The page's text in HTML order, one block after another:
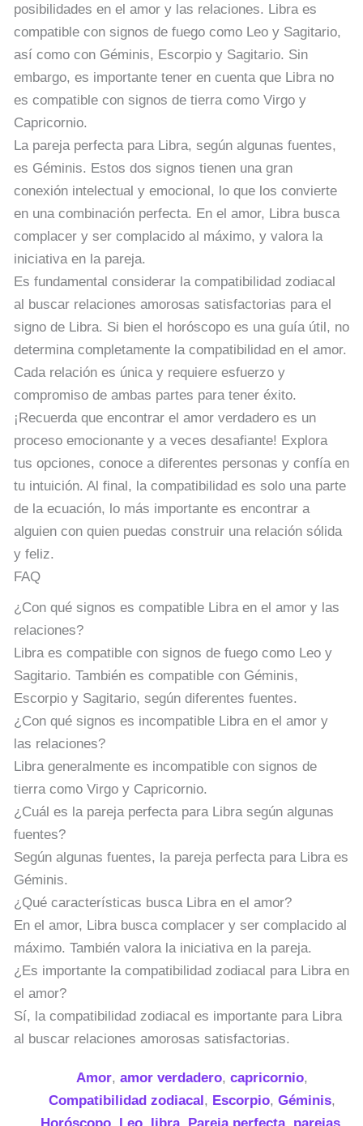
posibilidades en el amor y las relaciones. Libra es
compatible con signos de fuego como Leo y Sagitario,
así como con Géminis, Escorpio y Sagitario. Sin
embargo, es importante tener en cuenta que Libra no
es compatible con signos de tierra como Virgo y
Capricornio.
La pareja perfecta para Libra, según algunas fuentes,
es Géminis. Estos dos signos tienen una gran
conexión intelectual y emocional, lo que los convierte
en una combinación perfecta. En el amor, Libra busca
complacer y ser complacido al máximo, y valora la
iniciativa en la pareja.
Es fundamental considerar la compatibilidad zodiacal
al buscar relaciones amorosas satisfactorias para el
signo de Libra. Si bien el horóscopo es una guía útil, no
determina completamente la compatibilidad en el amor.
Cada relación es única y requiere esfuerzo y
compromiso de ambas partes para tener éxito.
¡Recuerda que encontrar el amor verdadero es un
proceso emocionante y a veces desafiante! Explora
tus opciones, conoce a diferentes personas y confía en
tu intuición. Al final, la compatibilidad es solo una parte
de la ecuación, lo más importante es encontrar a
alguien con quien puedas construir una relación sólida
y feliz.
FAQ
¿Con qué signos es compatible Libra en el amor y las
relaciones?
Libra es compatible con signos de fuego como Leo y
Sagitario. También es compatible con Géminis,
Escorpio y Sagitario, según diferentes fuentes.
¿Con qué signos es incompatible Libra en el amor y
las relaciones?
Libra generalmente es incompatible con signos de
tierra como Virgo y Capricornio.
¿Cuál es la pareja perfecta para Libra según algunas
fuentes?
Según algunas fuentes, la pareja perfecta para Libra es
Géminis.
¿Qué características busca Libra en el amor?
En el amor, Libra busca complacer y ser complacido al
máximo. También valora la iniciativa en la pareja.
¿Es importante la compatibilidad zodiacal para Libra en
el amor?
Sí, la compatibilidad zodiacal es importante para Libra
al buscar relaciones amorosas satisfactorias.
Amor,amor verdadero,capricornio,
Compatibilidad zodiacal, Escorpio,Géminis,